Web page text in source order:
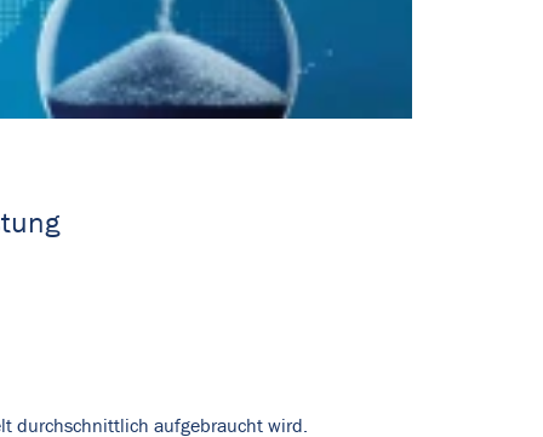
durchschnittlich aufgebraucht wird.